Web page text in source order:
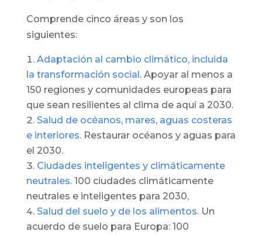
Comprende cinco áreas y son los
siguientes:
Adaptación al cambio climático, incluida
la transformación social. Apoyar al menos a
150 regiones y comunidades europeas para
que sean resilientes al clima de aquí a 2030.
Salud de océanos, mares, aguas costeras
e interiores. Restaurar océanos y aguas para
el 2030.
Ciudades inteligentes y climáticamente
neutrales. 100 ciudades climáticamente
neutrales e inteligentes para 2030,
Salud del suelo y de los alimentos. Un
acuerdo de suelo para Europa: 100